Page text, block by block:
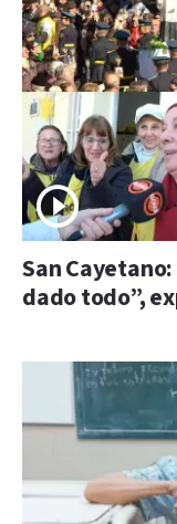
San
dado todo”,